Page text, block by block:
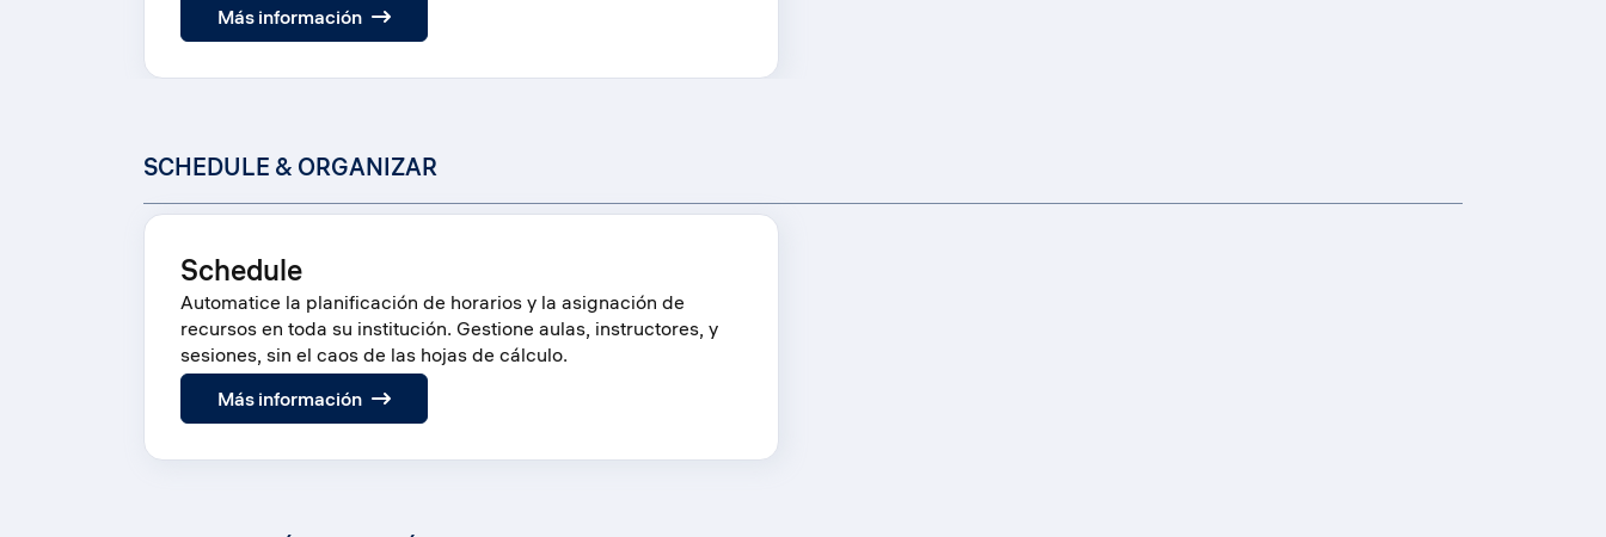
Más información:
Research
SCHEDULE & ORGANIZAR
Schedule
Automatice la planificación de horarios y la asignación de
recursos en toda su institución. Gestione aulas, instructores, y
sesiones, sin el caos de las hojas de cálculo.
Más información:
Schedule